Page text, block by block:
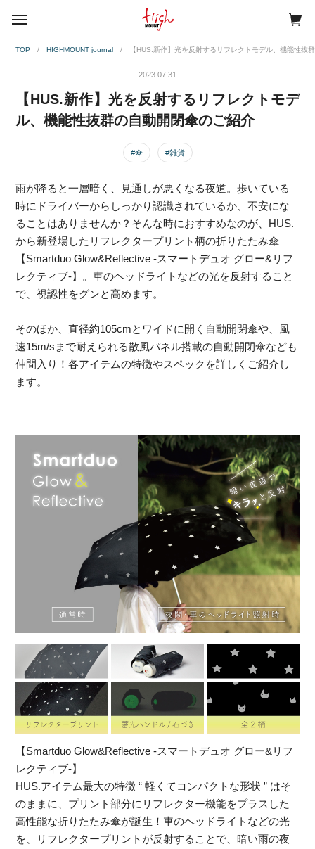
TOP HIGHMOUNT journal 【HUS.新作】光を反射するリフレクトモデル、機能性抜
2023.07.31
【HUS.新作】光を反射するリフレクトモデ
ル、機能性抜群の自動開閉傘のご紹介
#傘 #雑貨
雨が降ると一層暗く、見通しが悪くなる夜道。歩いている
時にドライバーからしっかり認識されているか、不安にな
ることはありませんか？そんな時におすすめなのが、HUS.
から新登場したリフレクタープリント柄の折りたたみ傘
【Smartduo Glow&Reflective -スマートデュオ グロー&リフ
レクティブ-】。車のヘッドライトなどの光を反射すること
で、視認性をグンと高めます。
そのほか、直径約105cmとワイドに開く自動開閉傘や、風
速15m/sまで耐えられる散風パネル搭載の自動開閉傘なども
仲間入り！各アイテムの特徴やスペックを詳しくご紹介し
ます。
【Smartduo Glow&Reflective -スマートデュオ グロー&リフ
レクティブ-】
HUS.アイテム最大の特徴 “ 軽くてコンパクトな形状 ” はそ
のままに、プリント部分にリフレクター機能をプラスした
高性能な折りたたみ傘が誕生！車のヘッドライトなどの光
を、リフレクタープリントが反射することで、暗い雨の夜